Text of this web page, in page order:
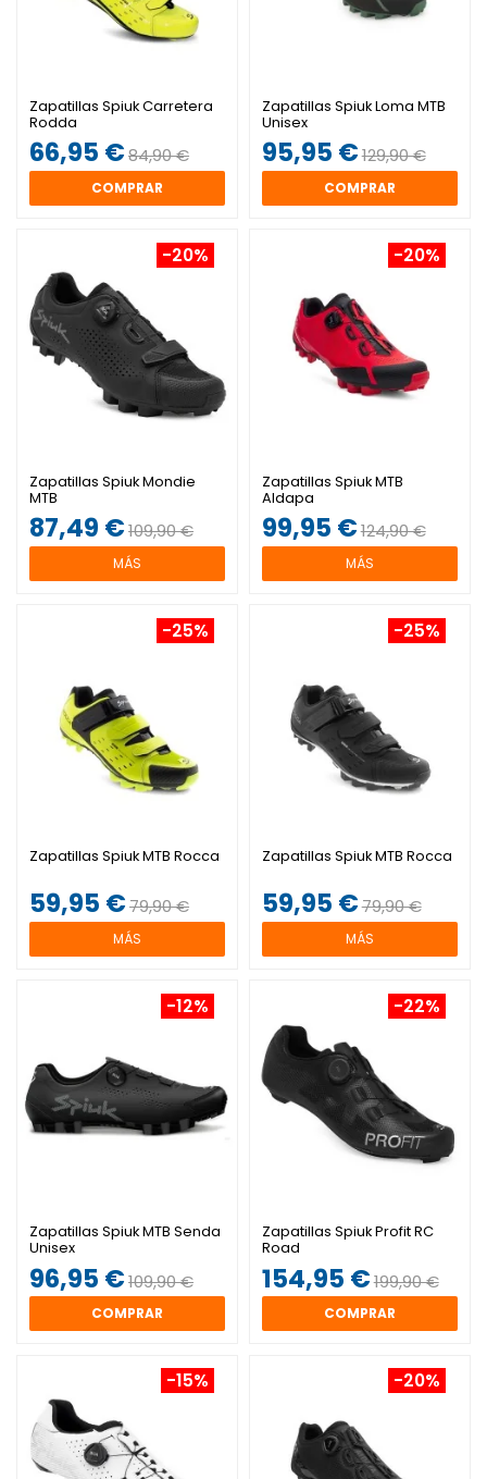
Zapatillas Spiuk Carretera
Rodda
66,95 €84,90 €
COMPRAR
Zapatillas Spiuk Loma MTB
Unisex
95,95 €129,90 €
COMPRAR
-20%
Zapatillas Spiuk Mondie
MTB
87,49 €109,90 €
MÁS
-20%
Zapatillas Spiuk MTB
Aldapa
99,95 €124,90 €
MÁS
-25%
Zapatillas Spiuk MTB Rocca
59,95 €79,90 €
MÁS
-25%
Zapatillas Spiuk MTB Rocca
59,95 €79,90 €
MÁS
-12%
Zapatillas Spiuk MTB Senda
Unisex
96,95 €109,90 €
COMPRAR
-22%
Zapatillas Spiuk Profit RC
Road
154,95 €199,90 €
COMPRAR
-15% -20%